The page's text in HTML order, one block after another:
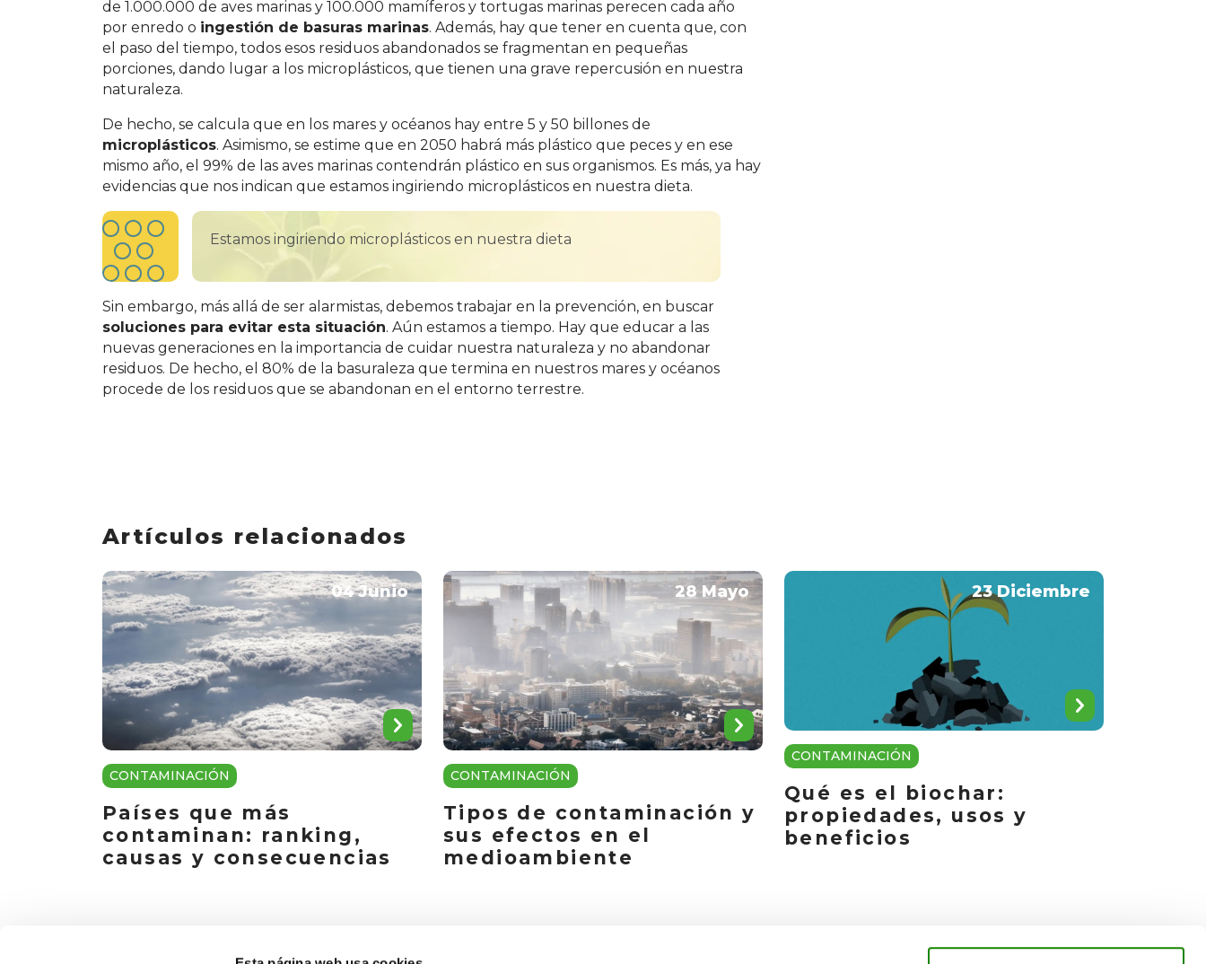
de 1.000.000 de aves marinas y 100.000 mamíferos y tortugas marinas perecen cada año
por enredo o ingestión de basuras marinas. Además, hay que tener en cuenta que, con
el paso del tiempo, todos esos residuos abandonados se fragmentan en pequeñas
porciones, dando lugar a los microplásticos, que tienen una grave repercusión en nuestra
naturaleza.
De hecho, se calcula que en los mares y océanos hay entre 5 y 50 billones de
microplásticos. Asimismo, se estime que en 2050 habrá más plástico que peces y en ese
mismo año, el 99% de las aves marinas contendrán plástico en sus organismos. Es más, ya hay
evidencias que nos indican que estamos ingiriendo microplásticos en nuestra dieta.
Estamos ingiriendo microplásticos en nuestra dieta
Sin embargo, más allá de ser alarmistas, debemos trabajar en la prevención, en buscar
soluciones para evitar esta situación. Aún estamos a tiempo. Hay que educar a las
nuevas generaciones en la importancia de cuidar nuestra naturaleza y no abandonar
residuos. De hecho, el 80% de la basuraleza que termina en nuestros mares y océanos
procede de los residuos que se abandonan en el entorno terrestre.
Artículos relacionados
04 Junio
CONTAMINACIÓN
Países que más
contaminan: ranking,
causas y consecuencias
28 Mayo
CONTAMINACIÓN
Tipos de contaminación y
sus efectos en el
medioambiente
23 Diciembre
CONTAMINACIÓN
Qué es el biochar:
propiedades, usos y
beneficios